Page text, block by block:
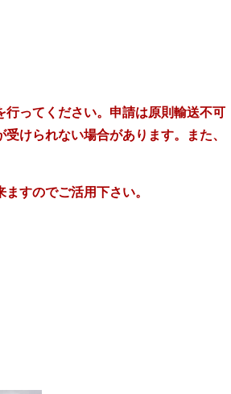
行ってください。申請は原則輸送不可
けられない場合があります。また、
すのでご活用下さい。